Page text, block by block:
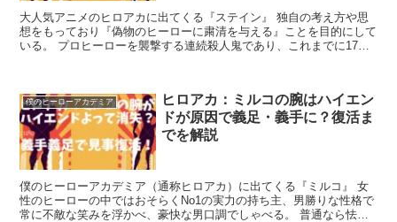
大人気アニメのヒロアカに出てくる『ステイン』 独自の考え方や思
想をもっており『偽物のヒーローに粛清を与える』ことを目的にして
いる。 プロヒーローを襲撃する連続殺人鬼であり、これまでに17人
僕のヒーローアカデミア
ヒロアカ：ミルコの腕はハイエン
ドが原因で義足・義手に？復活ま
でを解説
僕のヒーローアカデミア（通称ヒロアカ）に出てくる『ミルコ』 女
性のヒーローの中ではおそらくNo1の実力の持ち主、男勝りな性格で
常に不敵な笑みを浮かべ、豪快な男口調でしゃべる。 普通なら怯む